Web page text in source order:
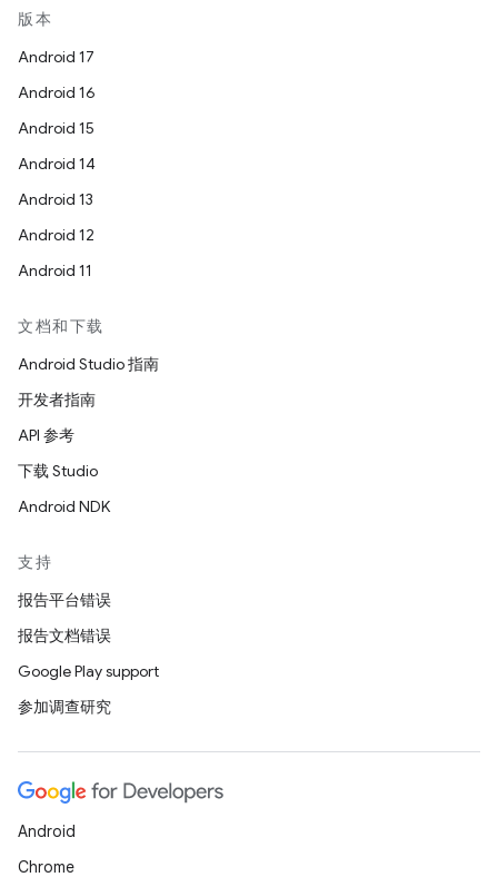
版本
Android 17
Android 16
Android 15
Android 14
Android 13
Android 12
Android 11
文档和下载
Android Studio 指南
开发者指南
API 参考
下载 Studio
Android NDK
支持
报告平台错误
报告文档错误
Google Play support
参加调查研究
Android
Chrome